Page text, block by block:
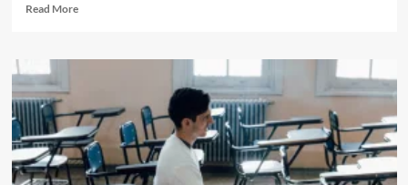
Read More